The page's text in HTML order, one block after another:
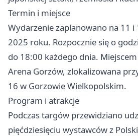
Termin i miejsce
Wydarzenie zaplanowano na 11 i
2025 roku. Rozpocznie się o
do 18:00 każdego dnia.
Arena Gorzów, zlokalizowana
16 w Gorzowie Wielkopolskim.
Program i atrakcje
Podczas targów przewidziano
pięćdziesięciu wystawców z